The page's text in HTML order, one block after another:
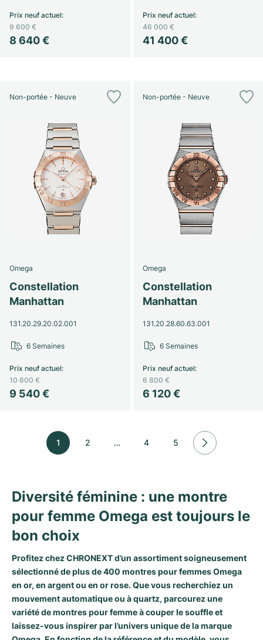
8 640 €
Prix neuf actuel:
9 600 €
41 400 €
Prix neuf actuel:
46 000 €
Non-portée - Neuve
Omega
Constellation
Manhattan
131.20.29.20.02.001
9 540 €
Prix neuf actuel:
10 600 €
6 Semaines
Non-portée - Neuve
Omega
Constellation
Manhattan
131.20.28.60.63.001
6 120 €
Prix neuf actuel:
6 800 €
6 Semaines
1 2 … 4 5
Diversité féminine : une montre
pour femme Omega est toujours le
bon choix
Profitez chez CHRONEXT d’un assortiment soigneusement
sélectionné de plus de 400 montres pour femmes Omega
en or, en argent ou en or rose. Que vous recherchiez un
mouvement automatique ou à quartz, parcourez une
variété de montres pour femme à couper le souffle et
laissez-vous inspirer par l’univers unique de la marque